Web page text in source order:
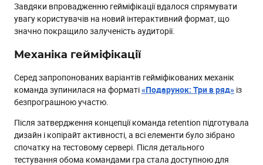
Завдяки впровадженню гейміфікації вдалося спрямувати
увагу користувачів на новий інтерактивний формат, що
значно покращило залученість аудиторії.
Механіка гейміфікації
Серед запропонованих варіантів гейміфікованих механік
команда зупинилася на форматі«Подарунок: Три в ряд» із
безпрограшною участю.
Після затвердження концепції команда retention підготувала
дизайн і копірайт активності, а всі елементи було зібрано
спочатку на тестовому сервері. Після детального
тестування обома командами гра стала доступною для